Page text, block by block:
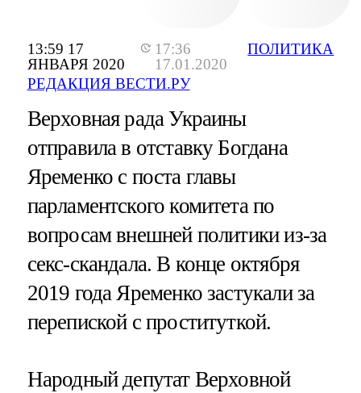
13:59 17
ЯНВАРЯ 2020
17:36
17.01.2020
РЕДАКЦИЯ ВЕСТИ.РУ
ПОЛИТИКА
Верховная рада Украины
отправила в отставку Богдана
Яременко с поста главы
парламентского комитета по
вопросам внешней политики из-за
секс-скандала. В конце октября
2019 года Яременко застукали за
перепиской с проституткой.
Народный депутат Верховной